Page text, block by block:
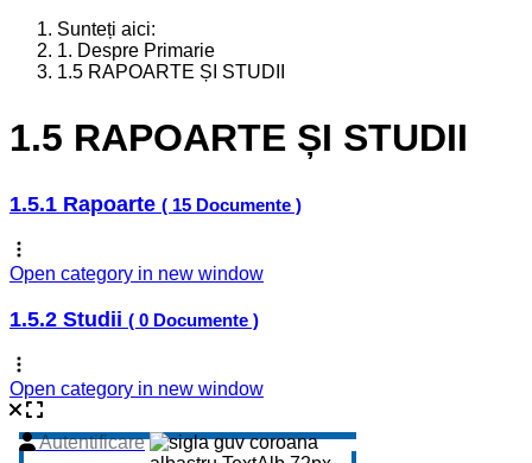
Sunteți aici:
1. Despre Primarie
1.5 RAPOARTE ȘI STUDII
1.5 RAPOARTE ȘI STUDII
1.5.1 Rapoarte ( 15 Documente )
Open category in new window
1.5.2 Studii ( 0 Documente )
Open category in new window